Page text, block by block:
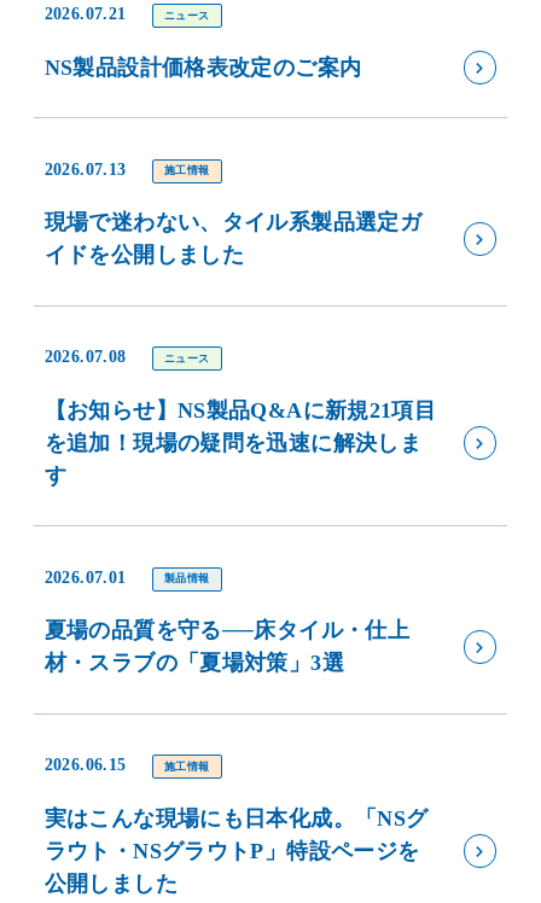
2026.07.21 ニュース
NS製品設計価格表改定のご案内
2026.07.13 施工情報
現場で迷わない、タイル系製品選定ガ
イドを公開しました
2026.07.08 ニュース
【お知らせ】NS製品Q&Aに新規21項目
を追加！現場の疑問を迅速に解決しま
す
2026.07.01 製品情報
夏場の品質を守る──床タイル・仕上
材・スラブの「夏場対策」3選
2026.06.15 施工情報
実はこんな現場にも日本化成。「NSグ
ラウト・NSグラウトP」特設ページを
公開しました